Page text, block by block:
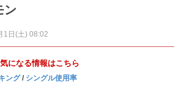
ン
1日(土) 08:02
になる情報はこちら
ング/ シングル使用率